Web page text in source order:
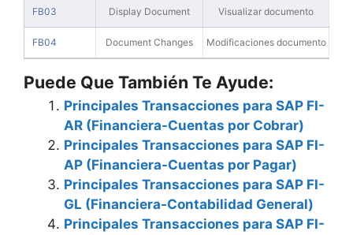
FB03 Display Document Visualizar documento
FB04 Document Changes Modificaciones documento
Puede Que También Te Ayude:
Principales Transacciones para SAP FI-
AR (Financiera-Cuentas por Cobrar)
Principales Transacciones para SAP FI-
AP (Financiera-Cuentas por Pagar)
Principales Transacciones para SAP FI-
GL (Financiera-Contabilidad General)
Principales Transacciones para SAP FI-